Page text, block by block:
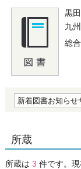
黒
九
総
新着図書お知らせ
所蔵
所蔵は 3 件です。